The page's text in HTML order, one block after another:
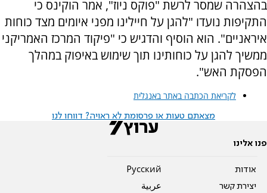
בהצהרה שמסר לרשת "פוקס ניוז", אמר הוקינס כי
התקיפות נועדו "להגן על חיילינו מפני איומים מצד כוחות
איראניים". הוא הוסיף והדגיש כי "פיקוד המרכז האמריקני
ממשיך להגן על כוחותינו תוך שימוש באיפוק במהלך
הפסקת האש".
לקריאת הכתבה באתר באנגלית
מצאתם טעות או פרסומת לא ראויה? דווחו לנו
פנו אלינו
אודות
יצירת קשר
Pусский
عربية